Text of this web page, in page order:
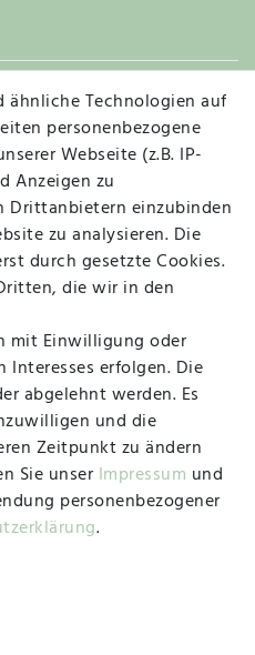
Kontakt
Freitag
ähnliche Technologien auf
personenbezogene
Webseite (z.B. IP-
Anzeigen zu
Drittanbietern einzubinden
zu analysieren. Die
durch gesetzte Cookies.
die wir in den
mit Einwilligung oder
erfolgen. Die
abgelehnt werden. Es
und die
Zeitpunkt zu ändern
Sie unser Impressum und
personenbezogener
.